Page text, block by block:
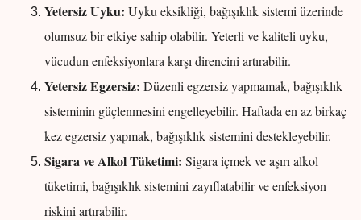
Yetersiz Uyku: Uyku eksikliği, bağışıklık sistemi üzerinde
olumsuz bir etkiye sahip olabilir. Yeterli ve kaliteli uyku,
vücudun enfeksiyonlara karşı direncini artırabilir.
Yetersiz Egzersiz: Düzenli egzersiz yapmamak, bağışıklık
sisteminin güçlenmesini engelleyebilir. Haftada en az birkaç
kez egzersiz yapmak, bağışıklık sistemini destekleyebilir.
Sigara ve Alkol Tüketimi: Sigara içmek ve aşırı alkol
tüketimi, bağışıklık sistemini zayıflatabilir ve enfeksiyon
riskini artırabilir.